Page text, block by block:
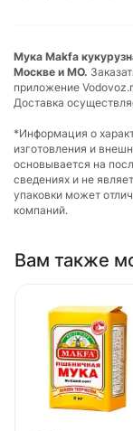
Мука Makfa
Москве и МО.
приложение
Доставка
*Информация о
изготовления и
основывается на
сведениях и не
упаковки может
компаний.
Вам также